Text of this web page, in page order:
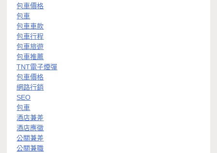
包車價格
包車
包車車款
包車行程
包車旅遊
包車推薦
TNT電子煙彈
包車價格
網路行銷
SEO
包車
酒店兼差
酒店應徵
公關兼差
公關兼職